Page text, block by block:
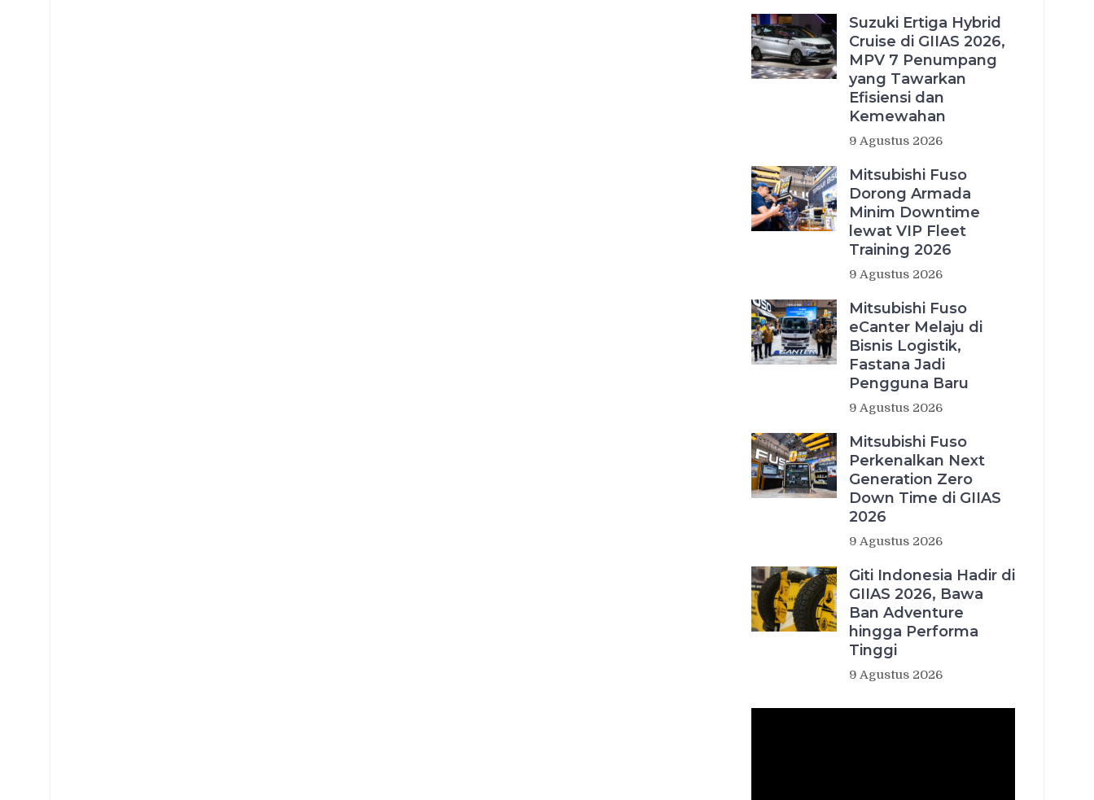
Suzuki Ertiga Hybrid
Cruise di GIIAS 2026,
MPV 7 Penumpang
yang Tawarkan
Efisiensi dan
Kemewahan
9 Agustus 2026
Mitsubishi Fuso
Dorong Armada
Minim Downtime
lewat VIP Fleet
Training 2026
9 Agustus 2026
Mitsubishi Fuso
eCanter Melaju di
Bisnis Logistik,
Fastana Jadi
Pengguna Baru
9 Agustus 2026
Mitsubishi Fuso
Perkenalkan Next
Generation Zero
Down Time di GIIAS
2026
9 Agustus 2026
Giti Indonesia Hadir di
GIIAS 2026, Bawa
Ban Adventure
hingga Performa
Tinggi
9 Agustus 2026